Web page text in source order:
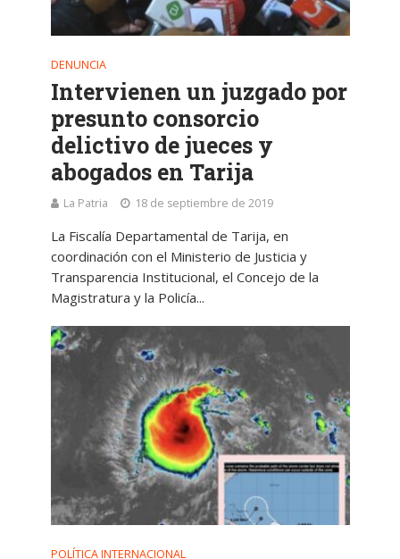
DENUNCIA
Intervienen un juzgado por
presunto consorcio
delictivo de jueces y
abogados en Tarija
La Patria 18 de septiembre de 2019
La Fiscalía Departamental de Tarija, en
coordinación con el Ministerio de Justicia y
Transparencia Institucional, el Concejo de la
Magistratura y la Policía...
POLÍTICA INTERNACIONAL